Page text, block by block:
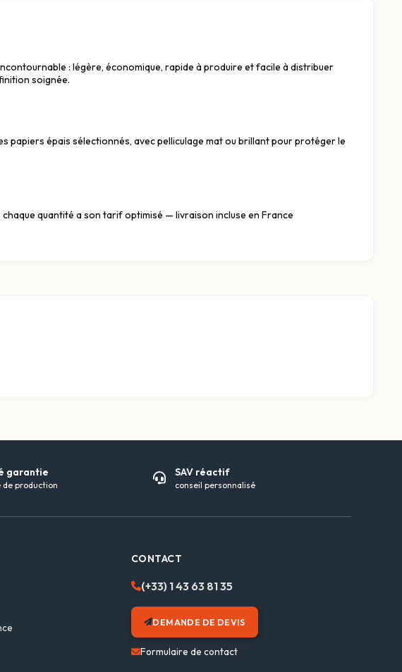
: légère, économique, rapide à produire et facile à distribuer
soignée.
épais sélectionnés, avec pelliculage mat ou brillant pour protéger le
quantité a son tarif optimisé — livraison incluse en France
garantie
de production
SAV réactif
conseil personnalisé
CONTACT
(+33) 1 43 63 81 35
DEMANDE DE DEVIS
Formulaire de contact